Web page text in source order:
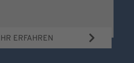
ERFAHREN